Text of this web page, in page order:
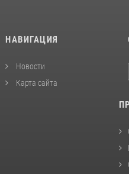
НАВИГАЦИЯ
Новости
Карта сайта